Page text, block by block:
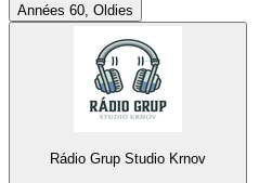
Années 60, Oldies
Rádio Grup Studio Krnov